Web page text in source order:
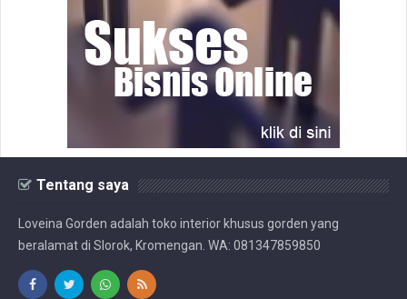
Tentang saya
Loveina Gorden adalah toko interior khusus gorden yang
beralamat di Slorok, Kromengan. WA: 081347859850